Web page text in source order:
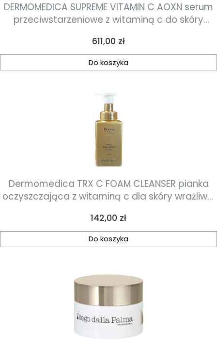
DERMOMEDICA SUPREME VITAMIN C AOXN serum
przeciwstarzeniowe z witaminą c do skóry
Cena
611,00 zł
Do koszyka
Dermomedica TRX C FOAM CLEANSER pianka
oczyszczająca z witaminą c dla skóry wrażliwej
Cena
142,00 zł
Do koszyka